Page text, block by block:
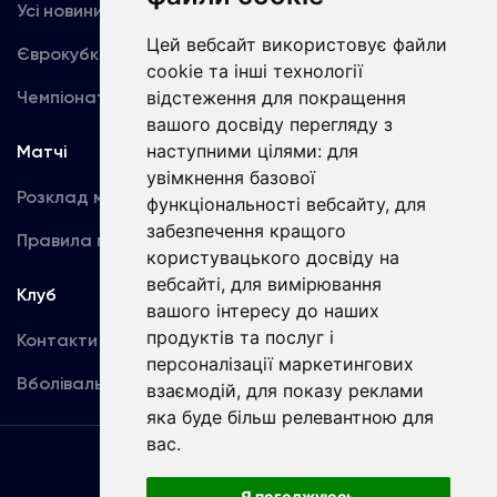
Цей вебсайт використовує файли
cookie та інші технології
відстеження для покращення
вашого досвіду перегляду з
наступними цілями: для
увімкнення базової
функціональності вебсайту, для
забезпечення кращого
користувацького досвіду на
вебсайті, для вимірювання
вашого інтересу до наших
продуктів та послуг і
персоналізації маркетингових
взаємодій, для показу реклами
яка буде більш релевантною для
вас.
Усі новини
Єврокубки
Чемпіонат України
Динамо TV
Фотогалерея
Акредитація
Матчі
Розклад матчів
Правила поведінки
Команда
Перша команда
U19
Клуб
Контакти
Вболівальникам
Угода
користувача